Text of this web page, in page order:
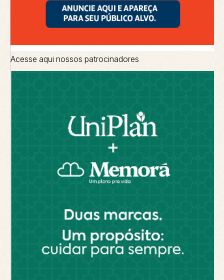
Acesse aqui nossos patrocinadores